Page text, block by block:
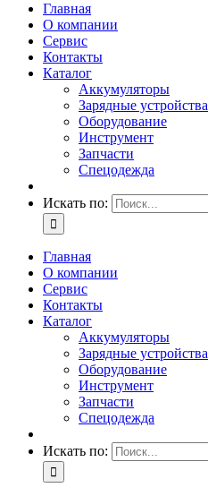
Главная
О компании
Сервис
Контакты
Каталог
Аккумуляторы
Зарядные устройства
Оборудование
Инструмент
Запчасти
Спецодежда
Искать по:
Главная
О компании
Сервис
Контакты
Каталог
Аккумуляторы
Зарядные устройства
Оборудование
Инструмент
Запчасти
Спецодежда
Искать по: